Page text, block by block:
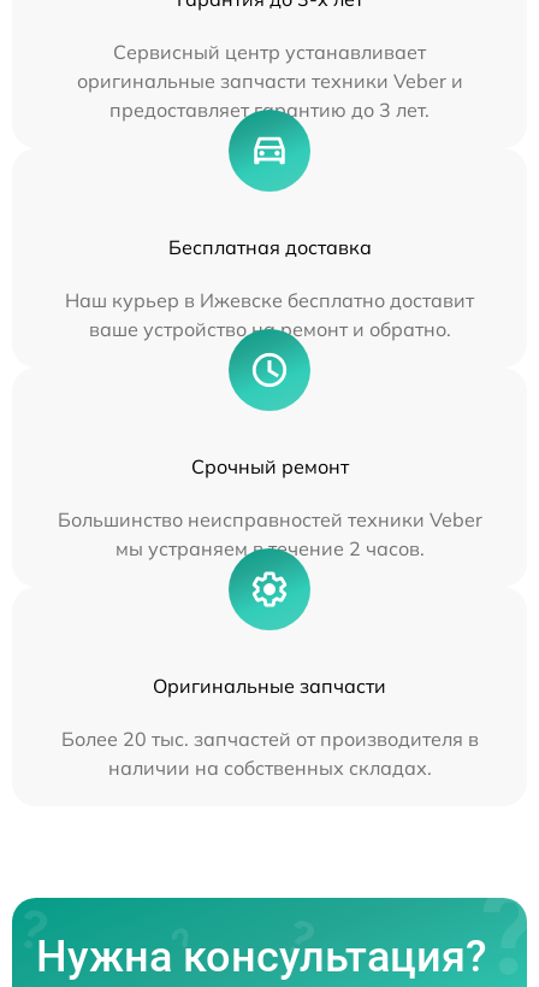
Сервисный центр устанавливает
оригинальные запчасти техники Veber и
предоставляет гарантию до 3 лет.
Бесплатная доставка
Наш курьер в Ижевске бесплатно доставит
ваше устройство на ремонт и обратно.
Срочный ремонт
Большинство неисправностей техники Veber
мы устраняем в течение 2 часов.
Оригинальные запчасти
Более 20 тыс. запчастей от производителя в
наличии на собственных складах.
Нужна консультация?